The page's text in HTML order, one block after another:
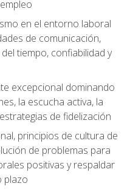
en el entorno laboral
de comunicación,
tiempo, confiabilidad y
excepcional dominando
la escucha activa, la
de fidelización
principios de cultura de
de problemas para
positivas y respaldar
plazo